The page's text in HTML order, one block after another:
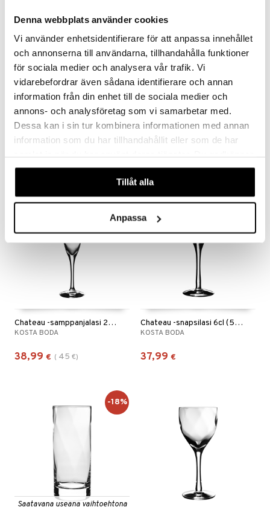
Denna webbplats använder cookies
Vi använder enhetsidentifierare för att anpassa innehållet
och annonserna till användarna, tillhandahålla funktioner
för sociala medier och analysera vår trafik. Vi
vidarebefordrar även sådana identifierare och annan
information från din enhet till de sociala medier och
annons- och analysföretag som vi samarbetar med.
Dessa kan i sin tur kombinera informationen med annan
information som du har tillhandahållit eller som de har
våra cookies vid fortsatt användande av vår webbplats.
Tillåt alla
Anpassa
Chateau -olutlasi 41cl (35cl)
KOSTA BODA KOSTA BODA
Chateau -samppanjalasi 21cl (15cl)
KOSTA BODA
38,99 € ( 45 €)
-13%
Chateau -snapsilasi 6cl (5cl)
KOSTA BODA
37,99 €
Saatavana useana vaihtoehtona
-18%